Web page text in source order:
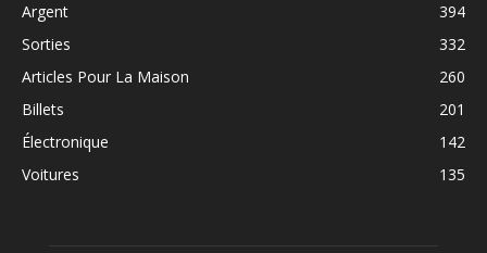
Argent
394
Sorties
332
Articles Pour La Maison
260
Billets
201
Électronique
142
Voitures
135